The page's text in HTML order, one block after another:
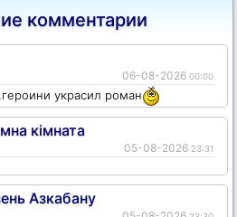
комментарии
06-08-2026 00:00
украсил роман
кімната
05-08-2026 23:31
Азкабану